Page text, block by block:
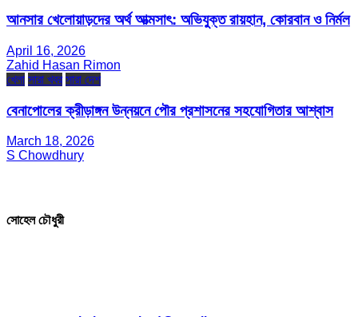
আনসার খেলোয়াড়দের অর্থ আত্মসাৎ: অভিযুক্ত রায়হান, কোরবান ও নির্মল
April 16, 2026
Zahid Hasan Rimon
খেলা সারা খবর সারা দেশ
বেনাপোলের ক্রীড়াঙ্গন উন্নয়নে পৌর প্রশাসনের সহযোগিতার আশ্বাস
March 18, 2026
S Chowdhury
সোহেল চৌধুরী